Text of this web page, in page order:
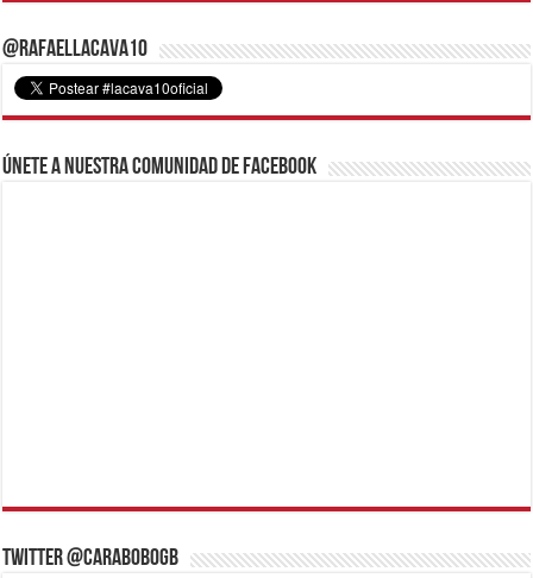
@RafaelLacava10
Únete a nuestra comunidad de Facebook
Twitter @CaraboboGB